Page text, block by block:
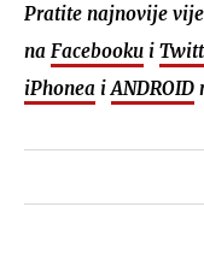
Pratite najnovije
na Facebooku i
iPhonea i ANDROID